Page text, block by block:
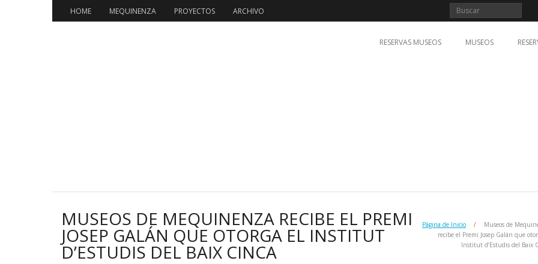
HOME MEQUINENZA PROYECTOS ARCHIVO
RESERVAS MUSEOS MUSEOS
MUSEOS DE MEQUINENZA RECIBE EL PREMI
JOSEP GALÁN QUE OTORGA EL INSTITUT
D’ESTUDIS DEL BAIX CINCA
Página de Inicio /
Museos de
recibe el Premi Josep Galán que
Institut d’Estudis del Baix